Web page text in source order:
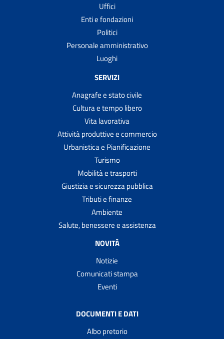
Uffici
Enti e fondazioni
Politici
Personale amministrativo
Luoghi
SERVIZI
Anagrafe e stato civile
Cultura e tempo libero
Vita lavorativa
Attività produttive e commercio
Urbanistica e Pianificazione
Turismo
Mobilità e trasporti
Giustizia e sicurezza pubblica
Tributi e finanze
Ambiente
Salute, benessere e assistenza
NOVITÀ
Notizie
Comunicati stampa
Eventi
DOCUMENTI E DATI
Albo pretorio